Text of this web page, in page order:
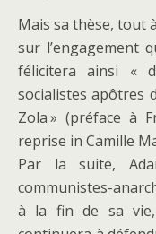
Mais sa thèse, tout
sur l’engagement
félicitera ainsi «
socialistes apôtres
Zola » (préface à
reprise in Camille
Par la suite,
communistes-
à la fin de sa